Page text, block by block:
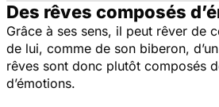
Des rêves composés
Grâce à ses sens, il peut rêver de
de lui, comme de son biberon,
rêves sont donc plutôt composés
d’émotions.